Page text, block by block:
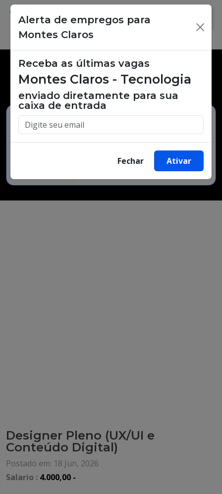
Vagas de emprego,
oportunidades de trabalho.
Buscar Vagas
Designer Pleno (UX/UI e
Conteúdo Digital)
Postado em: 18 Jun, 2026
Salario : 4.000,00 -
Alerta de empregos para
Montes Claros
×
Receba as últimas vagas
Montes Claros - Tecnologia
enviado diretamente para sua
caixa de entrada
Fechar Ativar